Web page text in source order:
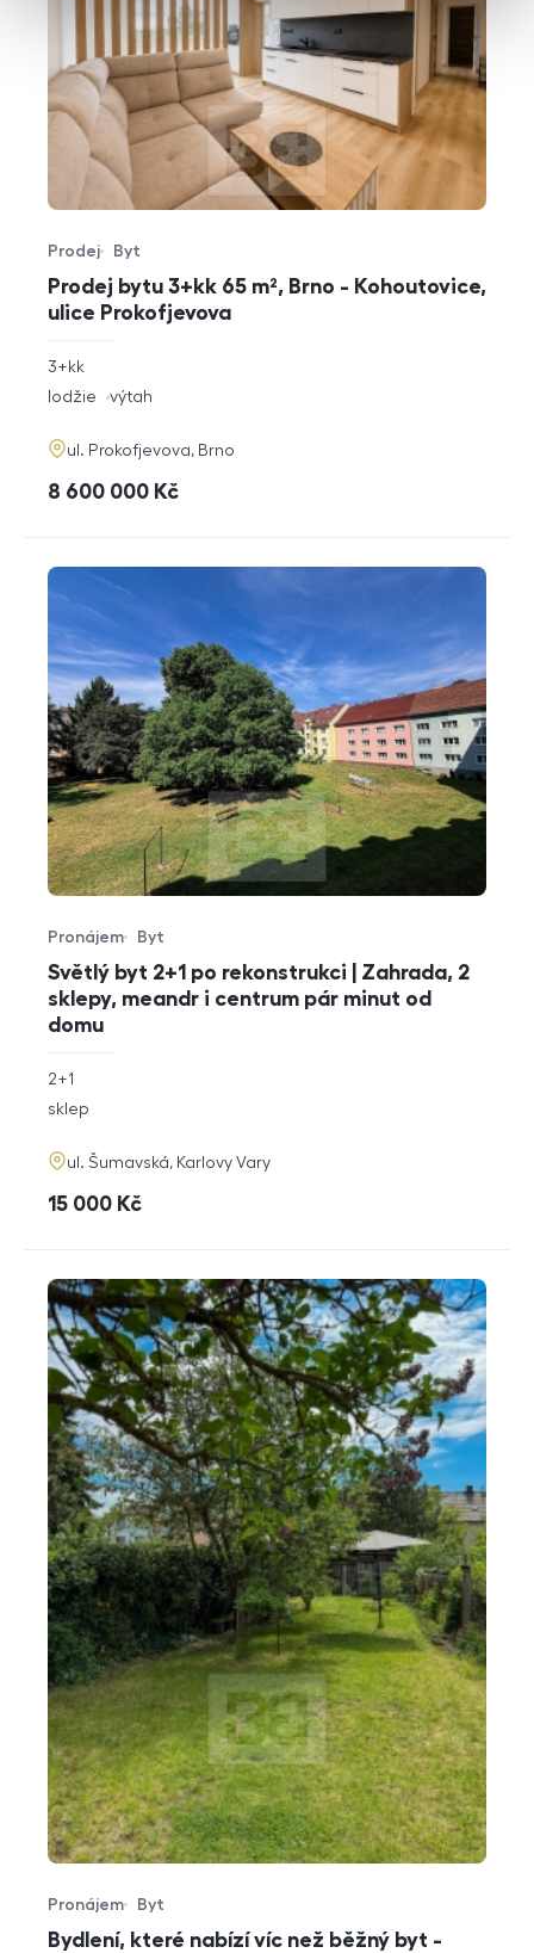
Prodej bytu 3+kk 65 m², Brno - Kohoutovice,
ulice Prokofjevova
Typ nabídky
Prodej
Typ nemovitosti
Byt
rozměry
dispozice
3+kk
funkce
lodžie výtah
adresa
ul. Prokofjevova, Brno
cena
8 600 000 Kč
Světlý byt 2+1 po rekonstrukci | Zahrada, 2
sklepy, meandr i centrum pár minut od
domu
Typ nabídky
Pronájem
Typ nemovitosti
Byt
rozměry
dispozice
2+1
funkce
sklep
adresa
ul. Šumavská, Karlovy Vary
cena
15 000 Kč
Bydlení, které nabízí víc než běžný byt -
Typ nabídky
Pronájem
Typ nemovitosti
Byt